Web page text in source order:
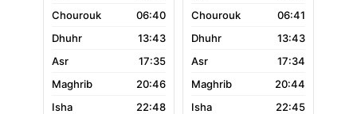
06:40
13:43
17:35
20:46
22:48
06:41
13:43
17:34
20:44
22:45